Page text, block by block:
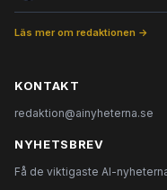
Läs mer om redaktionen →
KONTAKT
redaktion@ainyheterna.se
NYHETSBREV
Få de viktigaste AI-